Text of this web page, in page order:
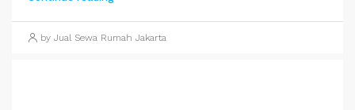
by Jual Sewa Rumah Jakarta